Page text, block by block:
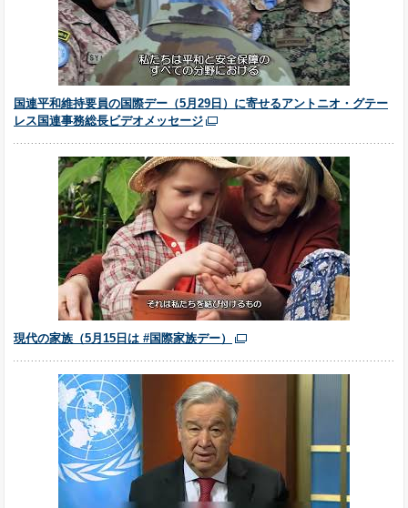
国連平和維持要員の国際デー（5月29日）に寄せるアントニオ・グテー
レス国連事務総長ビデオメッセージ
現代の家族（5月15日は #国際家族デー）